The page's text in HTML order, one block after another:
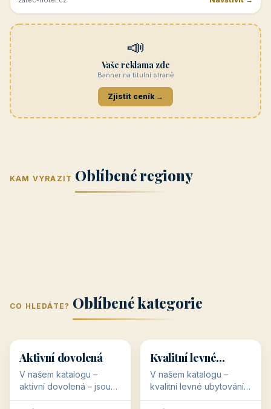
📣
Vaše reklama zde
Banner na titulní straně
Zjistit ceník →
KAM VYRAZIT Oblíbené regiony
(Jihomoravský
kraj)
kraj)
Zlínský kraj Žilinský
Karlovarský
Střední Čechy
(Středočeský
CO HLEDÁTE? Oblíbené kategorie
🥾 36 objektů
Aktivní dovolená
V našem katalogu –
aktivní dovolená – jsou
pro Vás připraveny
💰
💰
34 objektů
Kvalitní levné
ubytování
V našem katalogu –
kvalitní levné ubytování –
jsou pro Vás připraveny